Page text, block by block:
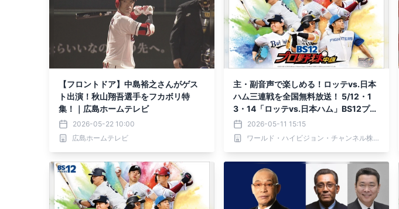
【フロントドア】中島裕之さんがゲス
ト出演！秋山翔吾選手をフカボリ特
集！｜広島ホームテレビ
2026-05-22 10:00
広島ホームテレビ
主・副音声で楽しめる！ロッテvs.日本
ハム三連戦を全国無料放送！ 5/12・1
3・14「ロッテvs.日本ハム」BS12プロ
野球中継2026
2026-05-11 15:15
ワールド・ハイビジョン・チャンネル株式会社